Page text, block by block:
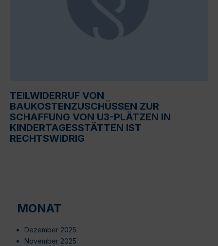
TEILWIDERRUF VON
BAUKOSTENZUSCHÜSSEN ZUR
SCHAFFUNG VON U3-PLÄTZEN IN
KINDERTAGESSTÄTTEN IST
RECHTSWIDRIG
MONAT
Dezember 2025
November 2025